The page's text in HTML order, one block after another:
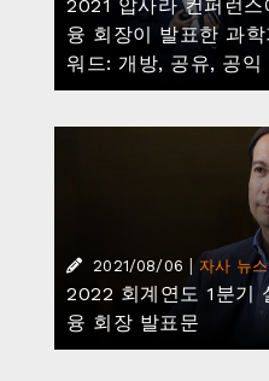
2021 압사라 컨퍼런
융 회장이 발표한 과
워드: 개방, 공유, 공익
2021/08/06 자사 뉴스
2022 회계연도 1분기
융 회장 발표문